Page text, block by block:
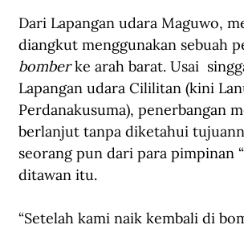
Dari Lapangan udara Maguwo,
diangkut menggunakan sebuah
bomber ke arah barat. Usai
Lapangan udara Cililitan (kini
Perdanakusuma), penerbangan
berlanjut tanpa diketahui
seorang pun dari para pimpinan
ditawan itu.
“Setelah kami naik kembali di